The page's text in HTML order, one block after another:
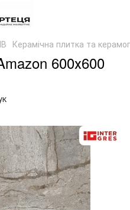
Керамічна плитка та
600х600